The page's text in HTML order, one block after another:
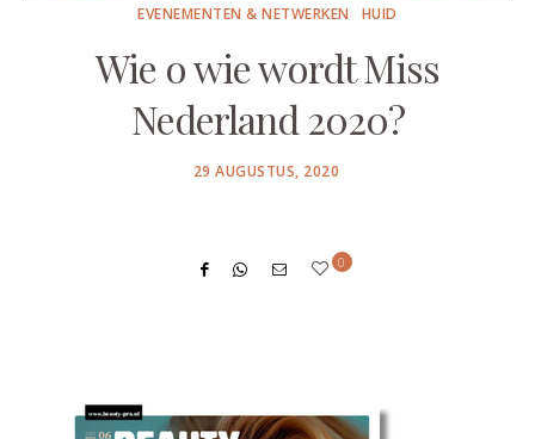
EVENEMENTEN & NETWERKEN HUID
Wie o wie wordt Miss
Nederland 2020?
POSTED
29 AUGUSTUS, 2020
0